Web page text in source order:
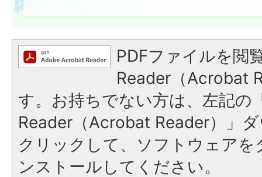
PDFファイルを閲
Reader（Acrobat
す。お持ちでない方は、左記の
Reader（Acrobat Reader）」
クリックして、ソフトウェア
ンストールしてください。